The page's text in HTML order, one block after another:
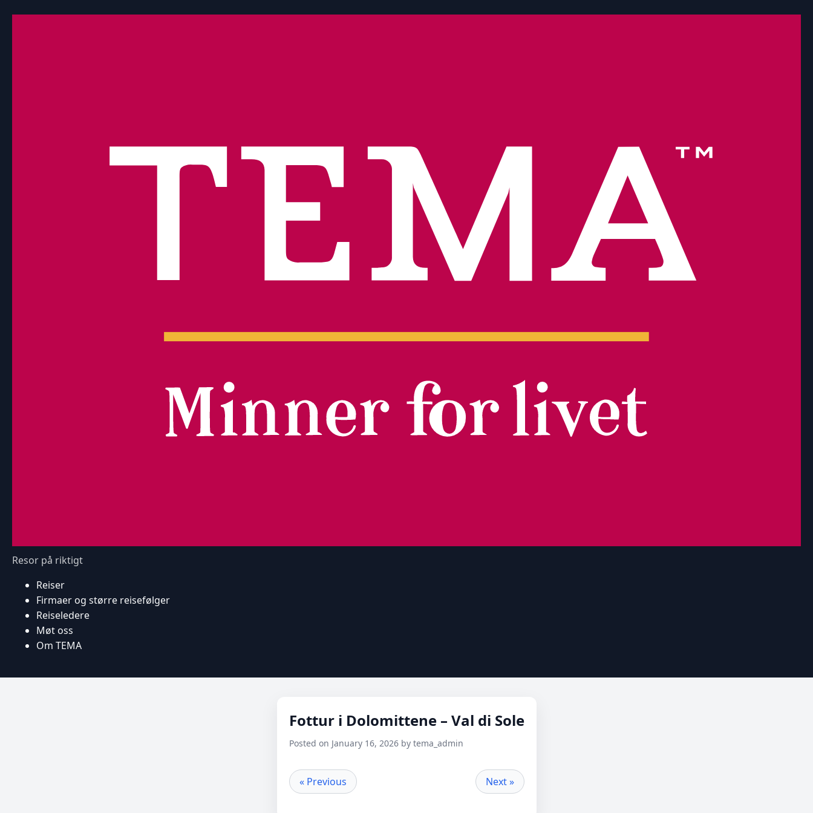
Resor på riktigt
Reiser
Firmaer og større reisefølger
Reiseledere
Møt oss
Om TEMA
Fottur i Dolomittene – Val di Sole
Posted on January 16, 2026 by tema_admin
« Previous Next »